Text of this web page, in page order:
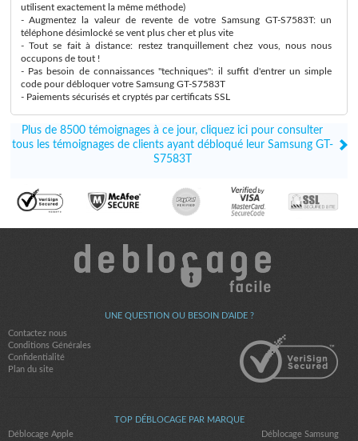
utilisent exactement la même méthode)
- Augmentez la valeur de revente de votre Samsung GT-S7583T: un
téléphone désimlocké se vent plus cher et plus vite
- Tout se fait à distance: restez tranquillement chez vous, nous nous
occupons de tout !
- Pas besoin de connaissances "techniques": il suffit d'entrer un simple
code pour débloquer votre Samsung GT-S7583T
- Paiements sécurisés et cryptés par certificats SSL
Plus de 8500 témoignages à ce jour, cliquez ici pour consulter
tous les témoignages de clients ayant débloqué leur Samsung GT-
S7583T
UNE QUESTION OU BESOIN D'AIDE ?
Contactez nous
Conditions Générales
Confidentialité
Plan du site
TOP DÉBLOCAGE PAR MARQUE
Déblocage Apple
Déblocage Samsung